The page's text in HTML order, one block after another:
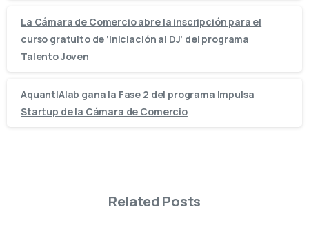
La Cámara de Comercio abre la inscripción para el
curso gratuito de ‘Iniciación al DJ’ del programa
Talento Joven
AquantIAlab gana la Fase 2 del programa Impulsa
Startup de la Cámara de Comercio
Related Posts